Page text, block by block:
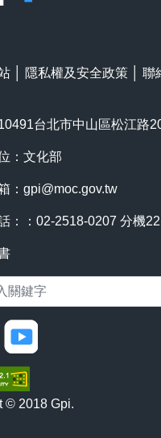
隱私權及安全政策 聯
台北市中山區松江路
：文化部
： gpi@moc.gov.tw
：：02-2518-0207 分機22
© 2018 Gpi.